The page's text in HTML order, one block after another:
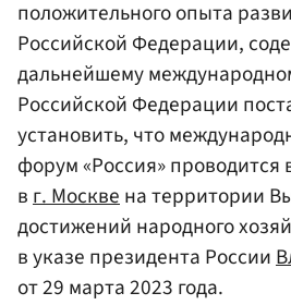
положительного опыта
Российской Федерации,
дальнейшему
Российской Федерации
установить, что
форум «Россия» проводится
вг. Москвена территории
достижений народного
в указе президента России
от 29 марта 2023 года.